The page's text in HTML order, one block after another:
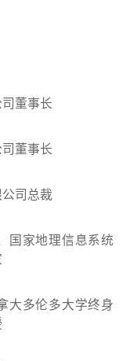
董事长
董事长
司总裁
国家地理信息系统
大多伦多大学终身